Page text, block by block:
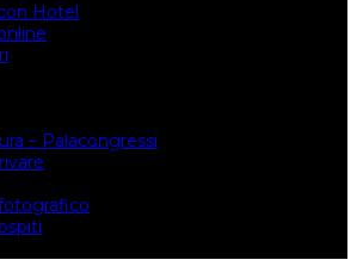
Hotel
– Palacongressi